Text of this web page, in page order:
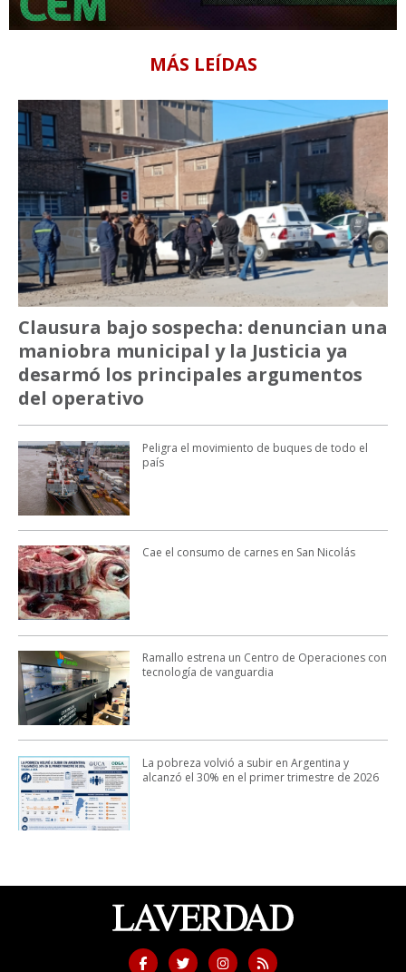
MÁS LEÍDAS
Clausura bajo sospecha: denuncian una
maniobra municipal y la Justicia ya
desarmó los principales argumentos
del operativo
Peligra el movimiento de buques de todo el
país
Cae el consumo de carnes en San Nicolás
Ramallo estrena un Centro de Operaciones con
tecnología de vanguardia
La pobreza volvió a subir en Argentina y
alcanzó el 30% en el primer trimestre de 2026